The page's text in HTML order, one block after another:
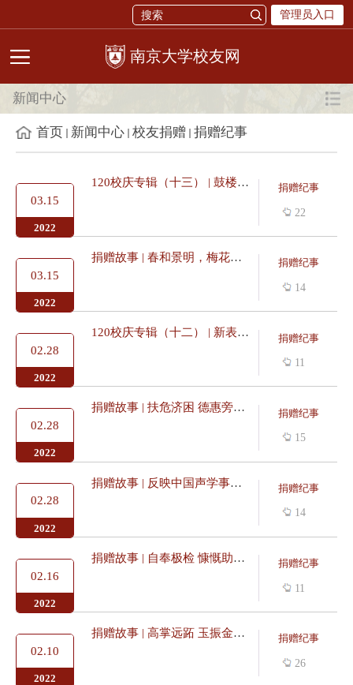
管理员入口
校友网
新闻中心
首页 新闻中心 校友捐赠 捐赠纪事
03.15
2022
捐赠纪事
22
120校庆专辑（十三） | 鼓楼校区全景VR系统，上线！
03.15
2022
捐赠纪事
14
捐赠故事 | 春和景明，梅花绽放香雪海！
02.28
2022
捐赠纪事
11
120校庆专辑（十二） | 新表情包上线！“基金会牛牛和Ta的小伙伴...
02.28
2022
捐赠纪事
15
捐赠故事 | 扶危济困 德惠旁流：记捐赠人蒋锡培先生
02.28
2022
捐赠纪事
14
捐赠故事 | 反映中国声学事业奠基人之一魏荣爵院士事迹纪录片拍...
02.16
2022
捐赠纪事
11
捐赠故事 | 自奉极检 慷慨助学：记捐赠人赵安中先生
02.10
2022
捐赠纪事
26
捐赠故事 | 高掌远跖 玉振金声：记捐赠人高振东先生